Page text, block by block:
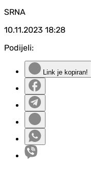
SRNA
10.11.2023 18:28
Podijeli:
Link je kopiran!